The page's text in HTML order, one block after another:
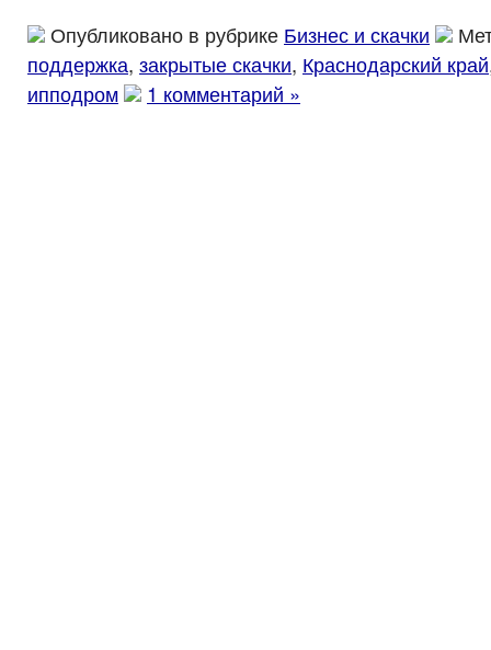
Опубликовано в рубрике Бизнес и скачки
поддержка, закрытые скачки, Краснодарский край
ипподром
1 комментарий »